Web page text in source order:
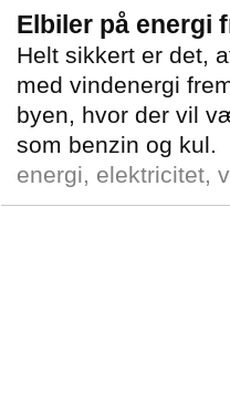
Elbiler på energi
Helt sikkert er det,
med vindenergi
byen, hvor der vil
som benzin og kul.
energi, elektricitet,